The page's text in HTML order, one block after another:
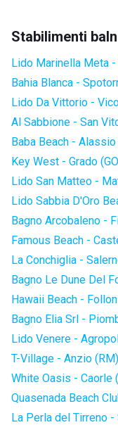
Stabilimenti
Lido Marinella Meta
Bahia Blanca -
Lido Da Vittorio -
Al Sabbione - San
Baba Beach - Alassio
Key West - Grado
Lido San Matteo -
Lido Sabbia D'Oro
Bagno Arcobaleno -
Famous Beach -
La Conchiglia -
Bagno Le Dune Del
Hawaii Beach -
Bagno Elia Srl -
Lido Venere -
T-Village - Anzio (RM)
White Oasis - Caorle
Quasenada Beach
La Perla del Tirreno